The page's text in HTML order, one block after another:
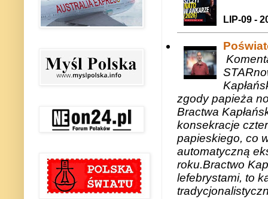
LIP-09 -
zgody papieża
Bractwa
konsekracje
papieskiego, co
automatyczną
roku.Bractwo
lefebrystami, to